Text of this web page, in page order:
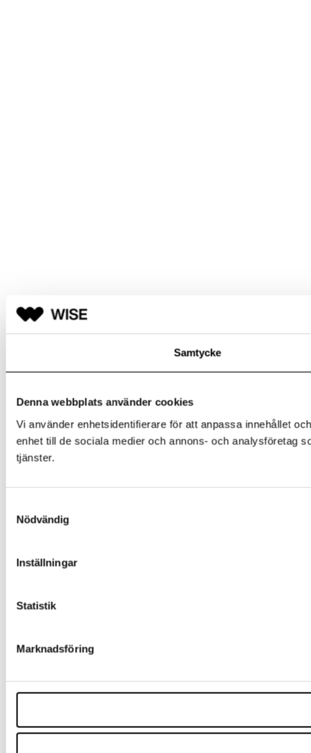
Samtycke
Denna webbplats använder cookies
Vi använder enhetsidentifierare för att anpassa innehållet
enhet till de sociala medier och annons- och analysföretag
tjänster.
Nödvändig
Inställningar
Statistik
Marknadsföring